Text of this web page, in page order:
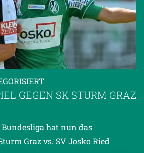
GEGEN SK STURM GRAZ
hat nun das
Graz vs. SV Josko Ried